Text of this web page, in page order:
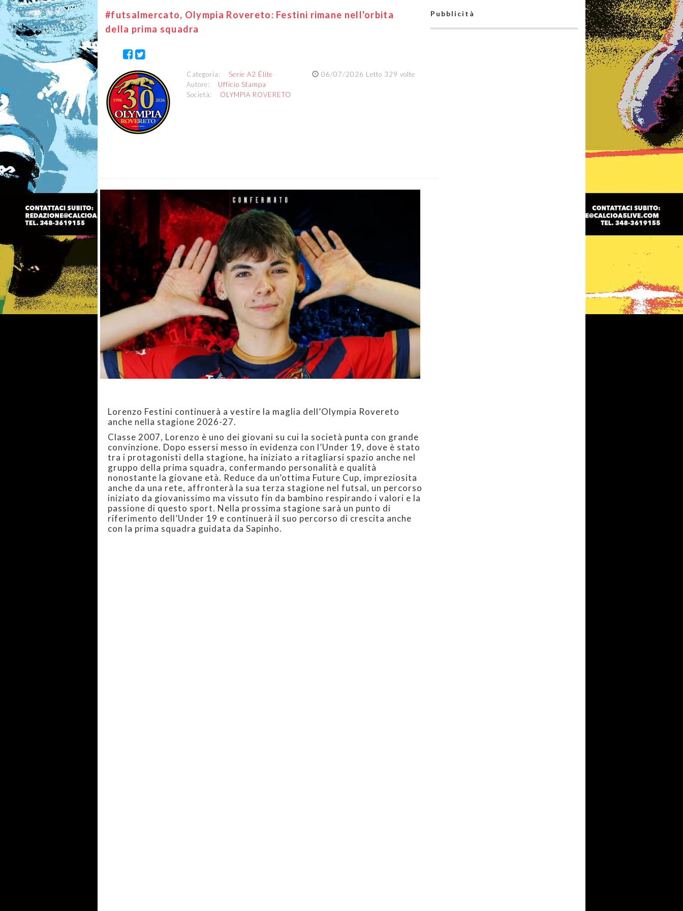
#futsalmercato, Olympia Rovereto: Festini rimane nell'orbita
della prima squadra
06/07/2026 Letto 329 volte
Categoria: Serie A2 Élite
Autore: Ufficio Stampa
Società: OLYMPIA ROVERETO
Lorenzo Festini continuerà a vestire la maglia dell’Olympia Rovereto
anche nella stagione 2026-27.
Classe 2007, Lorenzo è uno dei giovani su cui la società punta con grande
convinzione. Dopo essersi messo in evidenza con l’Under 19, dove è stato
tra i protagonisti della stagione, ha iniziato a ritagliarsi spazio anche nel
gruppo della prima squadra, confermando personalità e qualità
nonostante la giovane età. Reduce da un’ottima Future Cup, impreziosita
anche da una rete, affronterà la sua terza stagione nel futsal, un percorso
iniziato da giovanissimo ma vissuto fin da bambino respirando i valori e la
passione di questo sport. Nella prossima stagione sarà un punto di
riferimento dell’Under 19 e continuerà il suo percorso di crescita anche
con la prima squadra guidata da Sapinho.
Pubblicità